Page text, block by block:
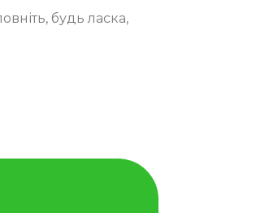
будь ласка,